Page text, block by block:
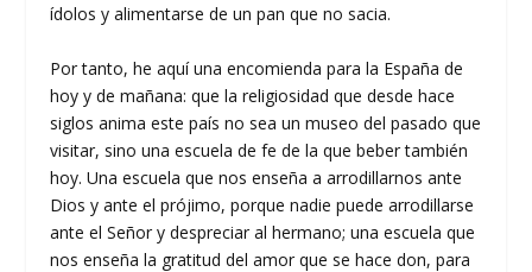
ídolos y alimentarse de un pan que no sacia.
Por tanto, he aquí una encomienda para la España de
hoy y de mañana: que la religiosidad que desde hace
siglos anima este país no sea un museo del pasado que
visitar, sino una escuela de fe de la que beber también
hoy. Una escuela que nos enseña a arrodillarnos ante
Dios y ante el prójimo, porque nadie puede arrodillarse
ante el Señor y despreciar al hermano; una escuela que
nos enseña la gratitud del amor que se hace don, para